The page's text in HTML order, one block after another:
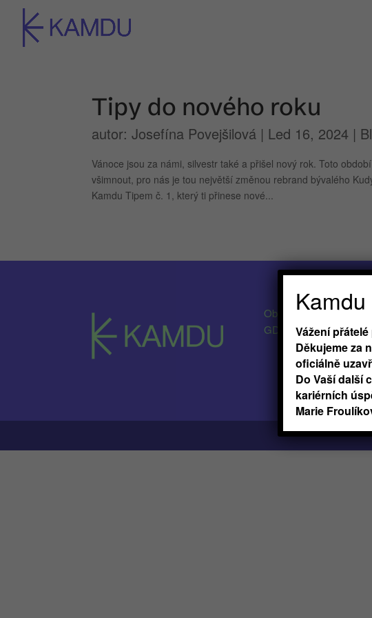
Tipy do nového roku
autor: Josefína Povejšilová| Led 16, 2024|
Vánoce jsou za námi, silvestr také a přišel nový rok. Toto
všimnout, pro nás je tou největší změnou rebrand bývalého
Kamdu Tipem č. 1, který ti přinese nové...
Obchodní podmínky
GDPR
Vážení
Děkujeme za
oficiálně
Do Vaší další
kariérních
Marie